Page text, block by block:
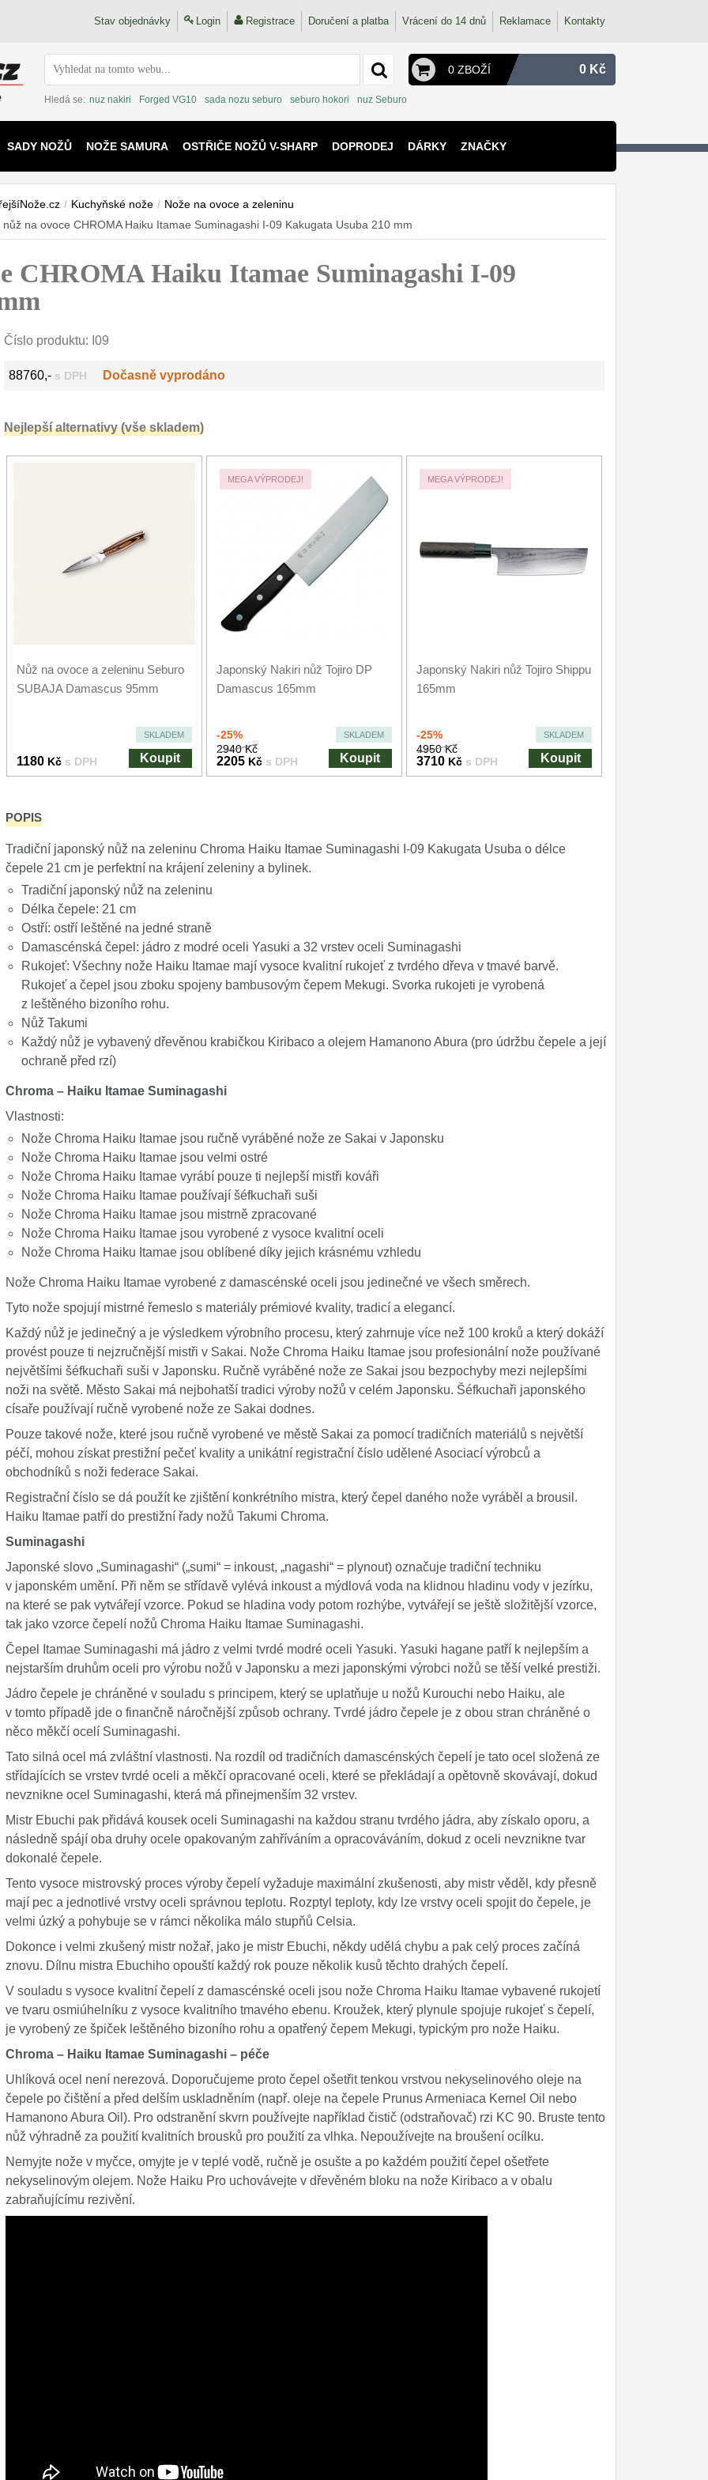
Stav objednávky Login Registrace Doručení a platba Vrácení do 14 dnů Reklamace Kontakty
0 ZBOŽÍ 0 Kč
Hledá se: nuz nakiri Forged VG10 sada nozu seburo seburo hokori nuz Seburo
SADY NOŽŮ NOŽE SAMURA OSTŘIČE NOŽŮ V-SHARP DOPRODEJ DÁRKY ZNAČKY
/ Kuchyňské nože / Nože na ovoce a zeleninu
nůž na ovoce CHROMA Haiku Itamae Suminagashi I-09 Kakugata Usuba 210 mm
CHROMA Haiku Itamae Suminagashi I-09
Číslo produktu: I09
88760,- s DPH Dočasně vyprodáno
Nejlepší alternativy (vše skladem)
Nůž na ovoce a zeleninu Seburo
SUBAJA Damascus 95mm
SKLADEM
1180 Kč s DPH Koupit
MEGA VÝPRODEJ!
Japonský Nakiri nůž Tojiro DP
Damascus 165mm
-25% SKLADEM
2940 Kč
2205 Kč s DPH Koupit
MEGA VÝPRODEJ!
Japonský Nakiri nůž Tojiro Shippu
165mm
-25% SKLADEM
4950 Kč
3710 Kč s DPH Koupit
POPIS
Tradiční japonský nůž na zeleninu Chroma Haiku Itamae Suminagashi I-09 Kakugata Usuba o délce
čepele 21 cm je perfektní na krájení zeleniny a bylinek.
Tradiční japonský nůž na zeleninu
Délka čepele: 21 cm
Ostří: ostří leštěné na jedné straně
Damascénská čepel: jádro z modré oceli Yasuki a 32 vrstev oceli Suminagashi
Rukojeť: Všechny nože Haiku Itamae mají vysoce kvalitní rukojeť z tvrdého dřeva v tmavé barvě.
Rukojeť a čepel jsou zboku spojeny bambusovým čepem Mekugi. Svorka rukojeti je vyrobená
z leštěného bizoního rohu.
Nůž Takumi
Každý nůž je vybavený dřevěnou krabičkou Kiribaco a olejem Hamanono Abura (pro údržbu čepele a její
ochraně před rzí)
Chroma – Haiku Itamae Suminagashi
Vlastnosti:
Nože Chroma Haiku Itamae jsou ručně vyráběné nože ze Sakai v Japonsku
Nože Chroma Haiku Itamae jsou velmi ostré
Nože Chroma Haiku Itamae vyrábí pouze ti nejlepší mistři kováři
Nože Chroma Haiku Itamae používají šéfkuchaři suši
Nože Chroma Haiku Itamae jsou mistrně zpracované
Nože Chroma Haiku Itamae jsou vyrobené z vysoce kvalitní oceli
Nože Chroma Haiku Itamae jsou oblíbené díky jejich krásnému vzhledu
Nože Chroma Haiku Itamae vyrobené z damascénské oceli jsou jedinečné ve všech směrech.
Tyto nože spojují mistrné řemeslo s materiály prémiové kvality, tradicí a elegancí.
Každý nůž je jedinečný a je výsledkem výrobního procesu, který zahrnuje více než 100 kroků a který dokáží
provést pouze ti nejzručnější mistři v Sakai. Nože Chroma Haiku Itamae jsou profesionální nože používané
největšími šéfkuchaři suši v Japonsku. Ručně vyráběné nože ze Sakai jsou bezpochyby mezi nejlepšími
noži na světě. Město Sakai má nejbohatší tradici výroby nožů v celém Japonsku. Šéfkuchaři japonského
císaře používají ručně vyrobené nože ze Sakai dodnes.
Pouze takové nože, které jsou ručně vyrobené ve městě Sakai za pomocí tradičních materiálů s největší
péčí, mohou získat prestižní pečeť kvality a unikátní registrační číslo udělené Asociací výrobců a
obchodníků s noži federace Sakai.
Registrační číslo se dá použít ke zjištění konkrétního mistra, který čepel daného nože vyráběl a brousil.
Haiku Itamae patří do prestižní řady nožů Takumi Chroma.
Suminagashi
Japonské slovo „Suminagashi“ („sumi“ = inkoust, „nagashi“ = plynout) označuje tradiční techniku
v japonském umění. Při něm se střídavě vylévá inkoust a mýdlová voda na klidnou hladinu vody v jezírku,
na které se pak vytvářejí vzorce. Pokud se hladina vody potom rozhýbe, vytvářejí se ještě složitější vzorce,
tak jako vzorce čepelí nožů Chroma Haiku Itamae Suminagashi.
Čepel Itamae Suminagashi má jádro z velmi tvrdé modré oceli Yasuki. Yasuki hagane patří k nejlepším a
nejstarším druhům oceli pro výrobu nožů v Japonsku a mezi japonskými výrobci nožů se těší velké prestiži.
Jádro čepele je chráněné v souladu s principem, který se uplatňuje u nožů Kurouchi nebo Haiku, ale
v tomto případě jde o finančně náročnější způsob ochrany. Tvrdé jádro čepele je z obou stran chráněné o
něco měkčí ocelí Suminagashi.
Tato silná ocel má zvláštní vlastnosti. Na rozdíl od tradičních damascénských čepelí je tato ocel složená ze
střídajících se vrstev tvrdé oceli a měkčí opracované oceli, které se překládají a opětovně skovávají, dokud
nevznikne ocel Suminagashi, která má přinejmenším 32 vrstev.
Mistr Ebuchi pak přidává kousek oceli Suminagashi na každou stranu tvrdého jádra, aby získalo oporu, a
následně spájí oba druhy ocele opakovaným zahříváním a opracováváním, dokud z oceli nevznikne tvar
dokonalé čepele.
Tento vysoce mistrovský proces výroby čepelí vyžaduje maximální zkušenosti, aby mistr věděl, kdy přesně
mají pec a jednotlivé vrstvy oceli správnou teplotu. Rozptyl teploty, kdy lze vrstvy oceli spojit do čepele, je
velmi úzký a pohybuje se v rámci několika málo stupňů Celsia.
Dokonce i velmi zkušený mistr nožař, jako je mistr Ebuchi, někdy udělá chybu a pak celý proces začíná
znovu. Dílnu mistra Ebuchiho opouští každý rok pouze několik kusů těchto drahých čepelí.
V souladu s vysoce kvalitní čepelí z damascénské oceli jsou nože Chroma Haiku Itamae vybavené rukojetí
ve tvaru osmiúhelníku z vysoce kvalitního tmavého ebenu. Kroužek, který plynule spojuje rukojeť s čepelí,
je vyrobený ze špiček leštěného bizoního rohu a opatřený čepem Mekugi, typickým pro nože Haiku.
Chroma – Haiku Itamae Suminagashi – péče
Uhlíková ocel není nerezová. Doporučujeme proto čepel ošetřit tenkou vrstvou nekyselinového oleje na
čepele po čištění a před delším uskladněním (např. oleje na čepele Prunus Armeniaca Kernel Oil nebo
Hamanono Abura Oil). Pro odstranění skvrn používejte například čistič (odstraňovač) rzi KC 90. Bruste tento
nůž výhradně za použití kvalitních brousků pro použití za vlhka. Nepoužívejte na broušení ocílku.
Nemyjte nože v myčce, omyjte je v teplé vodě, ručně je osušte a po každém použití čepel ošetřete
nekyselinovým olejem. Nože Haiku Pro uchovávejte v dřevěném bloku na nože Kiribaco a v obalu
zabraňujícímu rezivění.